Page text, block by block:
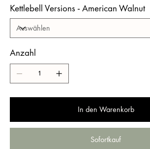
Kettlebell Versions - American Walnut
Anzahl
In den Warenkorb
Sofortkauf